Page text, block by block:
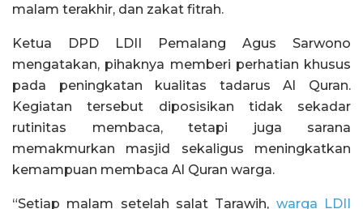
malam terakhir, dan zakat fitrah.
Ketua DPD LDII Pemalang Agus Sarwono
mengatakan, pihaknya memberi perhatian khusus
pada peningkatan kualitas tadarus Al Quran.
Kegiatan tersebut diposisikan tidak sekadar
rutinitas membaca, tetapi juga sarana
memakmurkan masjid sekaligus meningkatkan
kemampuan membaca Al Quran warga.
“Setiap malam setelah salat Tarawih, warga LDII